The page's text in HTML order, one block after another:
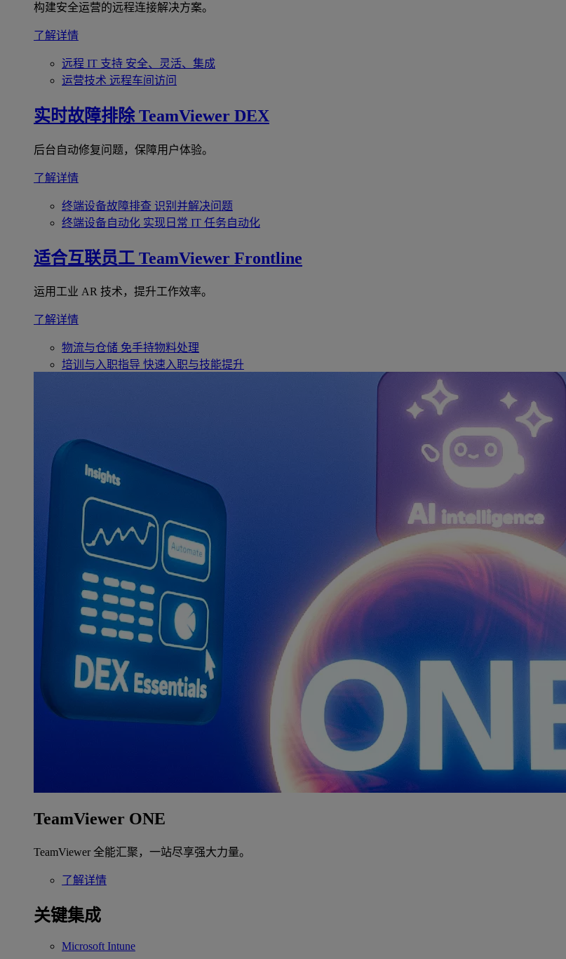
构建安全运营的远程连接解决方案。
了解详情
远程 IT 支持 安全、灵活、集成
运营技术 远程车间访问
实时故障排除 TeamViewer DEX
后台自动修复问题，保障用户体验。
了解详情
终端设备故障排查 识别并解决问题
终端设备自动化 实现日常 IT 任务自动化
适合互联员工 TeamViewer Frontline
运用工业 AR 技术，提升工作效率。
了解详情
物流与仓储 免手持物料处理
培训与入职指导 快速入职与技能提升
TeamViewer ONE
TeamViewer 全能汇聚，一站尽享强大力量。
了解详情
关键集成
Microsoft Intune